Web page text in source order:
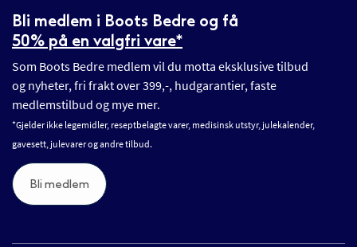
Bli medlem i Boots Bedre og få
50% på en valgfri vare*
Som Boots Bedre medlem vil du motta eksklusive tilbud
og nyheter, fri frakt over 399,-, hudgarantier, faste
medlemstilbud og mye mer.
*Gjelder ikke legemidler, reseptbelagte varer, medisinsk utstyr, julekalender,
gavesett, julevarer og andre tilbud.
Bli medlem